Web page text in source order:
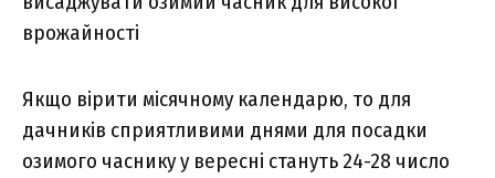
врожайності
Якщо вірити місячному календарю, то для
дачників сприятливими днями для посадки
озимого часнику у вересні стануть 24-28 число